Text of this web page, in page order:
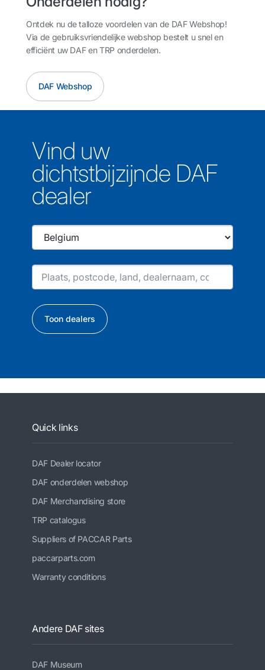
Ontdek nu de talloze voordelen van de DAF Webshop!
Via de gebruiksvriendelijke webshop bestelt u snel en
efficiënt uw DAF en TRP onderdelen.
DAF Webshop
Vind uw
dichtstbijzijnde DAF
dealer
Toon dealers
Quick links
DAF Dealer locator
DAF onderdelen webshop
DAF Merchandising store
TRP catalogus
Suppliers of PACCAR Parts
paccarparts.com
Warranty conditions
Andere DAF sites
DAF Museum